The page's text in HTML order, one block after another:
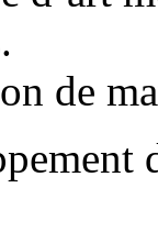
de